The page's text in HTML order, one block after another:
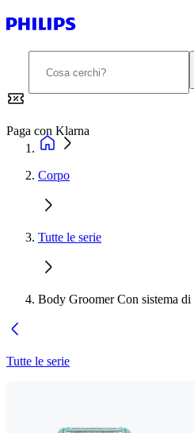
Paga con Klarna
Corpo
Tutte le serie
Body Groomer Con sistema di
Tutte le serie